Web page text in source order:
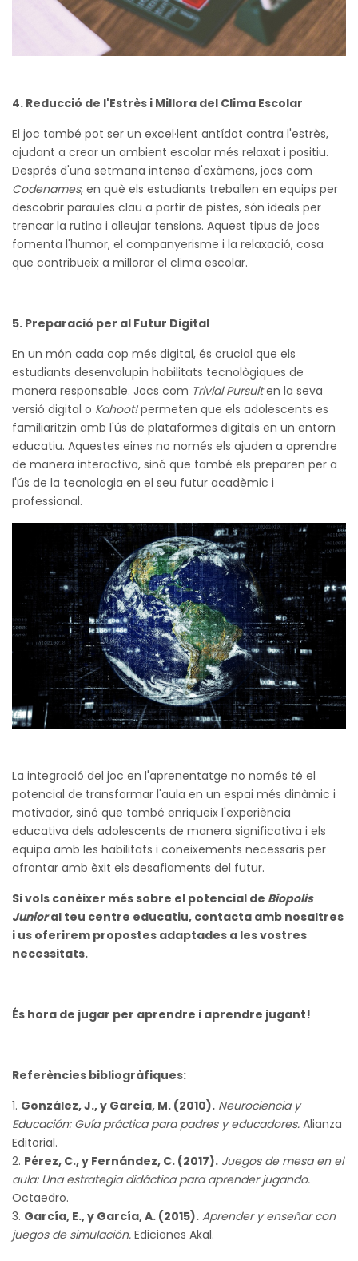
4. Reducció de l'Estrès i Millora del Clima Escolar
El joc també pot ser un excel·lent antídot contra l'estrès,
ajudant a crear un ambient escolar més relaxat i positiu.
Després d'una setmana intensa d'exàmens, jocs com
Codenames, en què els estudiants treballen en equips per
descobrir paraules clau a partir de pistes, són ideals per
trencar la rutina i alleujar tensions. Aquest tipus de jocs
fomenta l'humor, el companyerisme i la relaxació, cosa
que contribueix a millorar el clima escolar.
5. Preparació per al Futur Digital
En un món cada cop més digital, és crucial que els
estudiants desenvolupin habilitats tecnològiques de
manera responsable. Jocs com Trivial Pursuiten la seva
versió digital o Kahoot!permeten que els adolescents es
familiaritzin amb l'ús de plataformes digitals en un entorn
educatiu. Aquestes eines no només els ajuden a aprendre
de manera interactiva, sinó que també els preparen per a
l'ús de la tecnologia en el seu futur acadèmic i
professional.
La integració del joc en l'aprenentatge no només té el
potencial de transformar l'aula en un espai més dinàmic i
motivador, sinó que també enriqueix l'experiència
educativa dels adolescents de manera significativa i els
equipa amb les habilitats i coneixements necessaris per
afrontar amb èxit els desafiaments del futur.
Si vols conèixer més sobre el potencial de Biopolis
Junioral teu centre educatiu, contacta amb nosaltres
i us oferirem propostes adaptades a les vostres
necessitats.
És hora de jugar per aprendre i aprendre jugant!
Referències bibliogràfiques:
González, J., y García, M. (2010). Neurociencia y
Educación: Guía práctica para padres y educadores. Alianza
Editorial.
Pérez, C., y Fernández, C. (2017). Juegos de mesa en el
aula: Una estrategia didáctica para aprender jugando.
Octaedro.
García, E., y García, A. (2015). Aprender y enseñar con
juegos de simulación. Ediciones Akal.